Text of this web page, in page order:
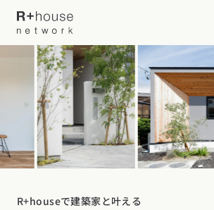
イベント・見学会を探す
カタログ請求する
近くの工務店に相談する
R+houseで建築家と叶える